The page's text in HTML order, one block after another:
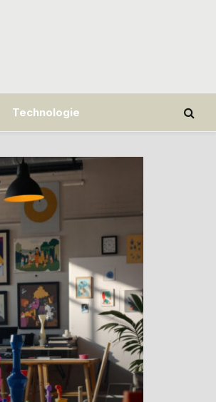
Technologie